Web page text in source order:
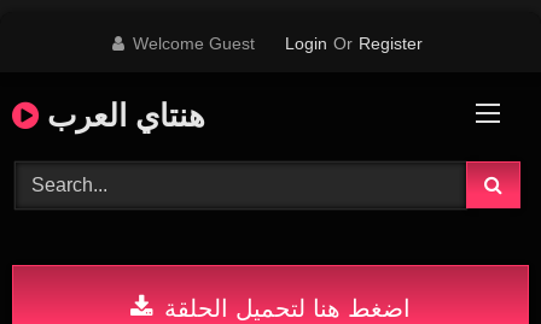
Welcome Guest Login Or Register
هنتاي العرب
اضغط هنا لتحميل الحلقة